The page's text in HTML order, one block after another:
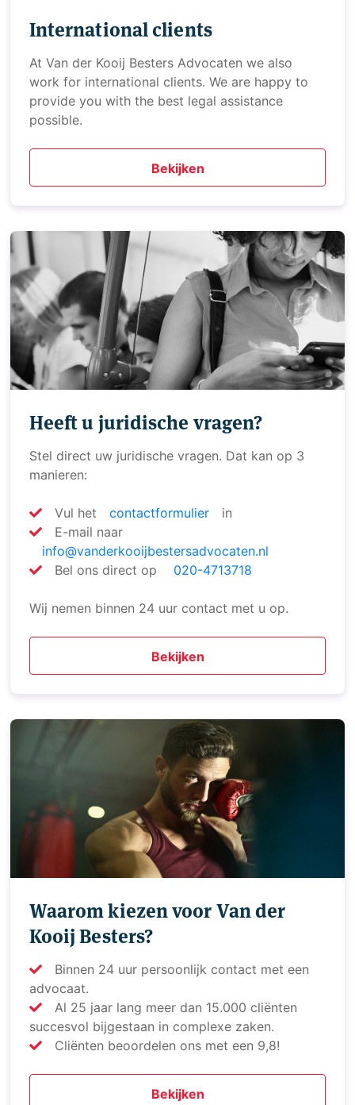
International clients
At Van der Kooij Besters Advocaten we also
work for international clients. We are happy to
provide you with the best legal assistance
possible.
Bekijken
Heeft u juridische vragen?
Stel direct uw juridische vragen. Dat kan op 3
manieren:
Vul het contactformulier
in
E-mail naar
info@vanderkooijbestersadvocaten.nl
Bel ons direct op
020-4713718
Wij nemen binnen 24 uur contact met u op.
Bekijken
Waarom kiezen voor Van der
Kooij Besters?
Binnen 24 uur persoonlijk contact met een
advocaat.
Al 25 jaar lang meer dan 15.000 cliënten
succesvol bijgestaan in complexe zaken.
Cliënten beoordelen ons met een 9,8!
Bekijken